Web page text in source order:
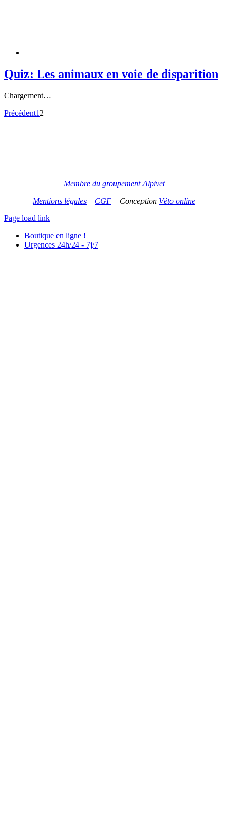
Quiz: Les animaux en voie de disparition
Chargement…
Précédent1 2
Membre du groupement Alpivet
Mentions légales – CGF – Conception Véto online
Page load link
Boutique en ligne !
Urgences 24h/24 - 7j/7